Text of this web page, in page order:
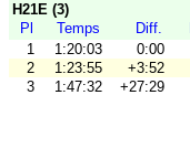
H21E (3)
Pl
Temps Diff.
1
1:20:03 0:00
2
1:23:55 +3:52
3
1:47:32 +27:29